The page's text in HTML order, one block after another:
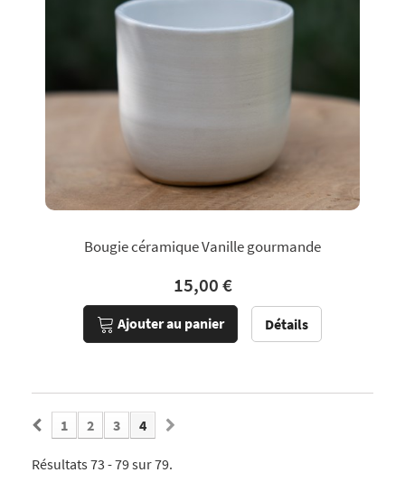
Bougie céramique Vanille gourmande
15,00 €
Ajouter au panier Détails
1 2 3 4
Résultats 73 - 79 sur 79.